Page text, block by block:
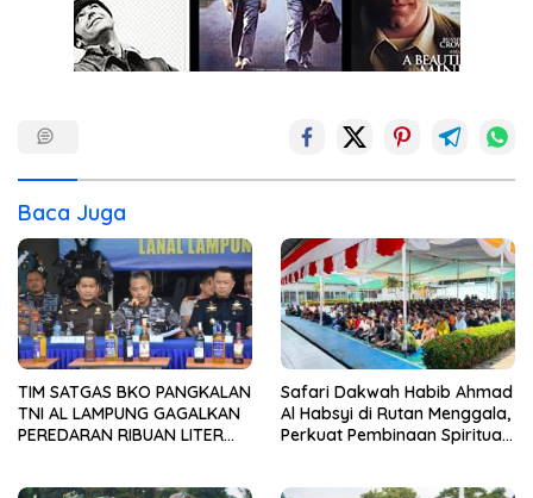
Baca Juga
TIM SATGAS BKO PANGKALAN
TNI AL LAMPUNG GAGALKAN
PEREDARAN RIBUAN LITER
Safari Dakwah Habib Ahmad
Al Habsyi di Rutan Menggala,
Perkuat Pembinaan Spiritual